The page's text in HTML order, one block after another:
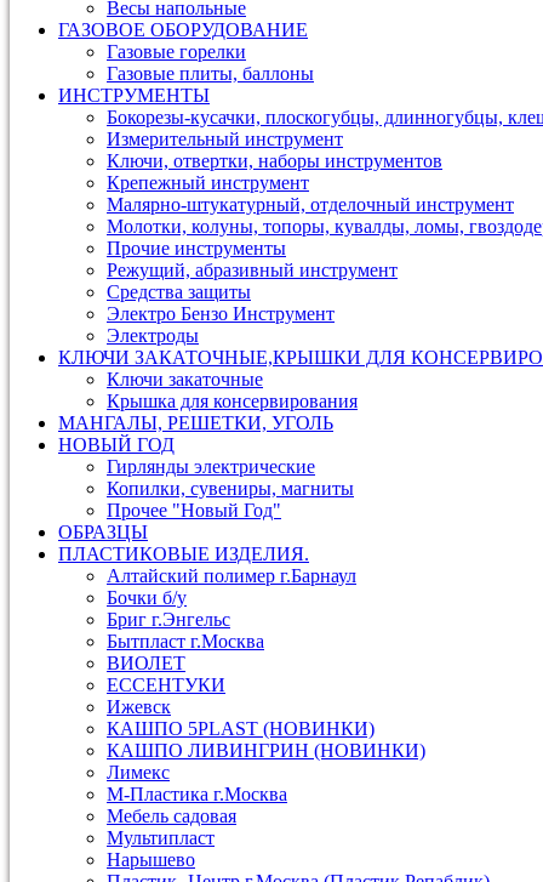
Весы напольные
ГАЗОВОЕ ОБОРУДОВАНИЕ
Газовые горелки
Газовые плиты, баллоны
ИНСТРУМЕНТЫ
Бокорезы-кусачки, плоскогубцы, длинногубцы,
Измерительный инструмент
Ключи, отвертки, наборы инструментов
Крепежный инструмент
Малярно-штукатурный, отделочный инструмент
Молотки, колуны, топоры, кувалды, ломы,
Прочие инструменты
Режущий, абразивный инструмент
Средства защиты
Электро Бензо Инструмент
Электроды
КЛЮЧИ ЗАКАТОЧНЫЕ,КРЫШКИ ДЛЯ
Ключи закаточные
Крышка для консервирования
МАНГАЛЫ, РЕШЕТКИ, УГОЛЬ
НОВЫЙ ГОД
Гирлянды электрические
Копилки, сувениры, магниты
Прочее "Новый Год"
ОБРАЗЦЫ
ПЛАСТИКОВЫЕ ИЗДЕЛИЯ.
Алтайский полимер г.Барнаул
Бочки б/у
Бриг г.Энгельс
Бытпласт г.Москва
ВИОЛЕТ
ЕССЕНТУКИ
Ижевск
КАШПО 5PLAST (НОВИНКИ)
КАШПО ЛИВИНГРИН (НОВИНКИ)
Лимекс
М-Пластика г.Москва
Мебель садовая
Мультипласт
Нарышево